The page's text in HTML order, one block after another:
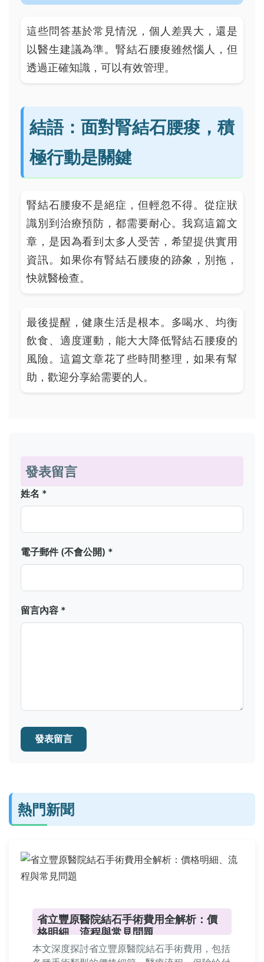
這些問答基於常見情況，個人差異大，還是
以醫生建議為準。腎結石腰痠雖然惱人，但
透過正確知識，可以有效管理。
結語：面對腎結石腰痠，積
極行動是關鍵
腎結石腰痠不是絕症，但輕忽不得。從症狀
識別到治療預防，都需要耐心。我寫這篇文
章，是因為看到太多人受苦，希望提供實用
資訊。如果你有腎結石腰痠的跡象，別拖，
快就醫檢查。
最後提醒，健康生活是根本。多喝水、均衡
飲食、適度運動，能大大降低腎結石腰痠的
風險。這篇文章花了些時間整理，如果有幫
助，歡迎分享給需要的人。
發表留言
姓名 *
電子郵件 (不會公開) *
留言內容 *
發表留言
熱門新聞
省立豐原醫院結石手術費用全解析：價
格明細、流程與常見問題
本文深度探討省立豐原醫院結石手術費用，包括